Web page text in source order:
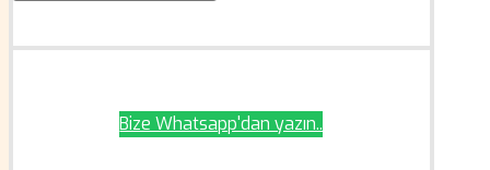
Bize Whatsapp'dan yazın..